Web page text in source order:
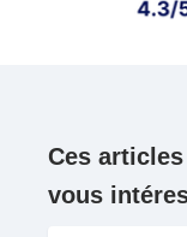
Ces
vous